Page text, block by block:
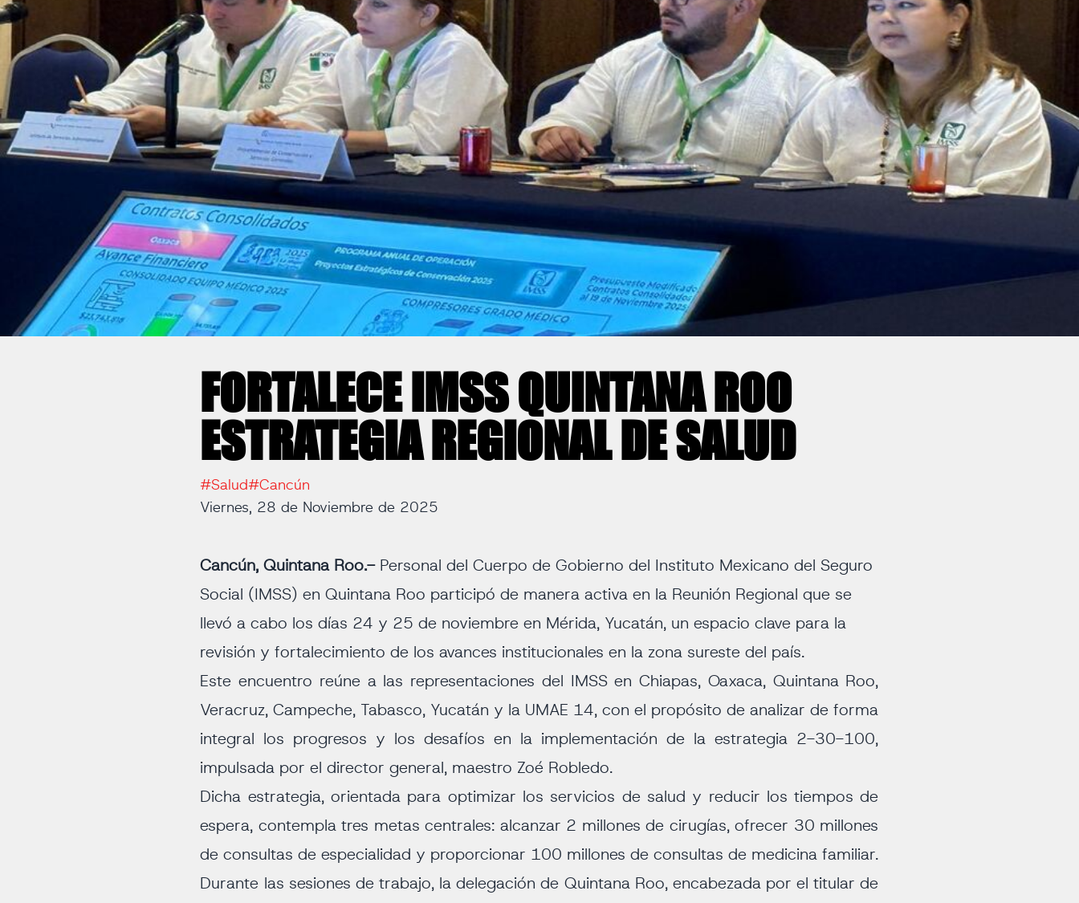
FORTALECE IMSS QUINTANA ROO
ESTRATEGIA REGIONAL DE SALUD
#Salud#Cancún
Viernes, 28 de Noviembre de 2025
Cancún, Quintana Roo.-Personal del Cuerpo de Gobierno del Instituto Mexicano del Seguro
Social (IMSS) en Quintana Roo participó de manera activa en la Reunión Regional que se
llevó a cabo los días 24 y 25 de noviembre en Mérida, Yucatán, un espacio clave para la
revisión y fortalecimiento de los avances institucionales en la zona sureste del país.
Este encuentro reúne a las representaciones del IMSS en Chiapas, Oaxaca, Quintana Roo,
Veracruz, Campeche, Tabasco, Yucatán y la UMAE 14, con el propósito de analizar de forma
integral los progresos y los desafíos en la implementación de la estrategia 2-30-100,
impulsada por el director general, maestro Zoé Robledo.
Dicha estrategia, orientada para optimizar los servicios de salud y reducir los tiempos de
espera, contempla tres metas centrales: alcanzar 2 millones de cirugías, ofrecer 30 millones
de consultas de especialidad y proporcionar 100 millones de consultas de medicina familiar.
Durante las sesiones de trabajo, la delegación de Quintana Roo, encabezada por el titular de